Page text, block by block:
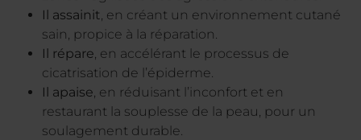
Il assainit, en créant un environnement cutané
sain, propice à la réparation.
Il répare, en accélérant le processus de
cicatrisation de l’épiderme.
Il apaise, en réduisant l’inconfort et en
restaurant la souplesse de la peau, pour un
soulagement durable.